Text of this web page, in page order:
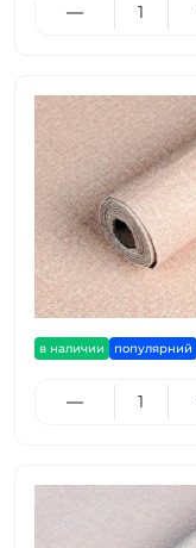
в наличии популярний